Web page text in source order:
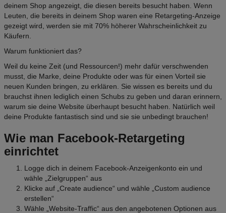
deinem Shop angezeigt, die diesen bereits besucht haben. Wenn
Leuten, die bereits in deinem Shop waren eine Retargeting-Anzeige
gezeigt wird, werden sie mit 70% höherer Wahrscheinlichkeit zu
Käufern.
Warum funktioniert das?
Weil du keine Zeit (und Ressourcen!) mehr dafür verschwenden
musst, die Marke, deine Produkte oder was für einen Vorteil sie
neuen Kunden bringen, zu erklären. Sie wissen es bereits und du
brauchst ihnen lediglich einen Schubs zu geben und daran erinnern,
warum sie deine Website überhaupt besucht haben. Natürlich weil
deine Produkte fantastisch sind und sie sie unbedingt brauchen!
Wie man Facebook-Retargeting
einrichtet
Logge dich in deinem Facebook-Anzeigenkonto ein und
wähle „Zielgruppen“ aus
Klicke auf „Create audience“ und wähle „Custom audience
erstellen“
Wähle „Website-Traffic“ aus den angebotenen Optionen aus